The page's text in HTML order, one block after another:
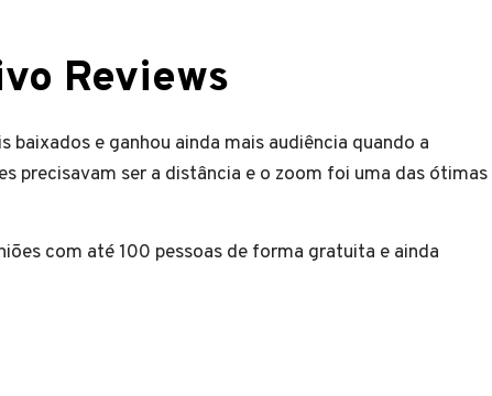
Reviews
e ganhou ainda mais audiência quando a
precisavam ser a distância e o zoom foi uma das ótimas
com até 100 pessoas de forma gratuita e ainda